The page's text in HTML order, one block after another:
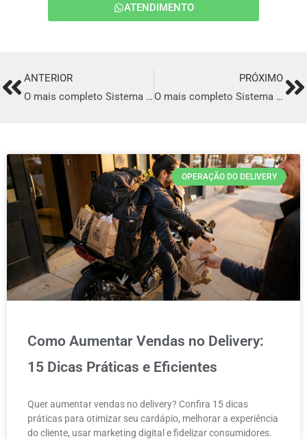
ATENDIMENTO
PrevANTERIOR
O mais completo Sistema para Delivery em Santana do Livramento
PRÓXIMO
O mais completo Sistema para Delivery em Aracruz
OPERAÇÃO DO DELIVERY
Como Aumentar Vendas no Delivery:
15 Dicas Práticas e Eficientes
Quer aumentar vendas no delivery? Confira 15 dicas
práticas para otimizar seu cardápio, melhorar a experiência
do cliente, usar marketing digital e fidelizar consumidores.